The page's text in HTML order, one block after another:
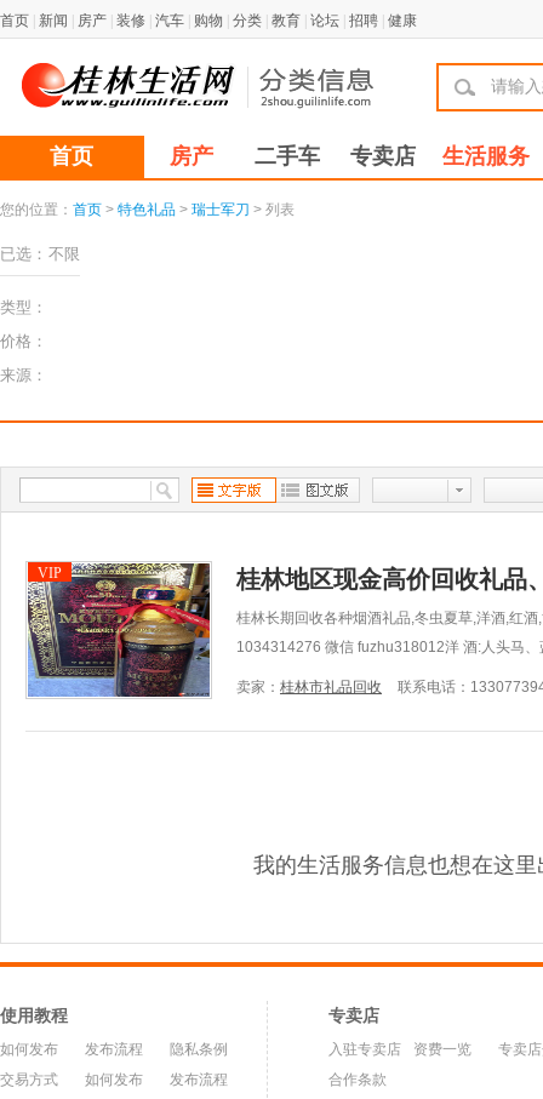
首页 新闻 房产 装修 汽车 购物 分类 教育 论坛 招聘 健康
首页 房产 二手车 专卖店 生活服务
您的位置： 首页 > 特色礼品 > 瑞士军刀 > 列表
已选： 不限
类型：
价格：
来源：
VIP 桂林地区现金高价回收礼品
桂林长期回收各种烟酒礼品,冬虫夏草,洋酒,红
1034314276 微信 fuzhu318012洋 酒:人头马、
卖家： 桂林市礼品回收 联系电话：
我的生活服务信息也想在这里
使用教程
如何发布 发布流程
隐私条例
交易方式
如何发布 发布流程
专卖店
入驻专卖店 资费一览
专卖
合作条款